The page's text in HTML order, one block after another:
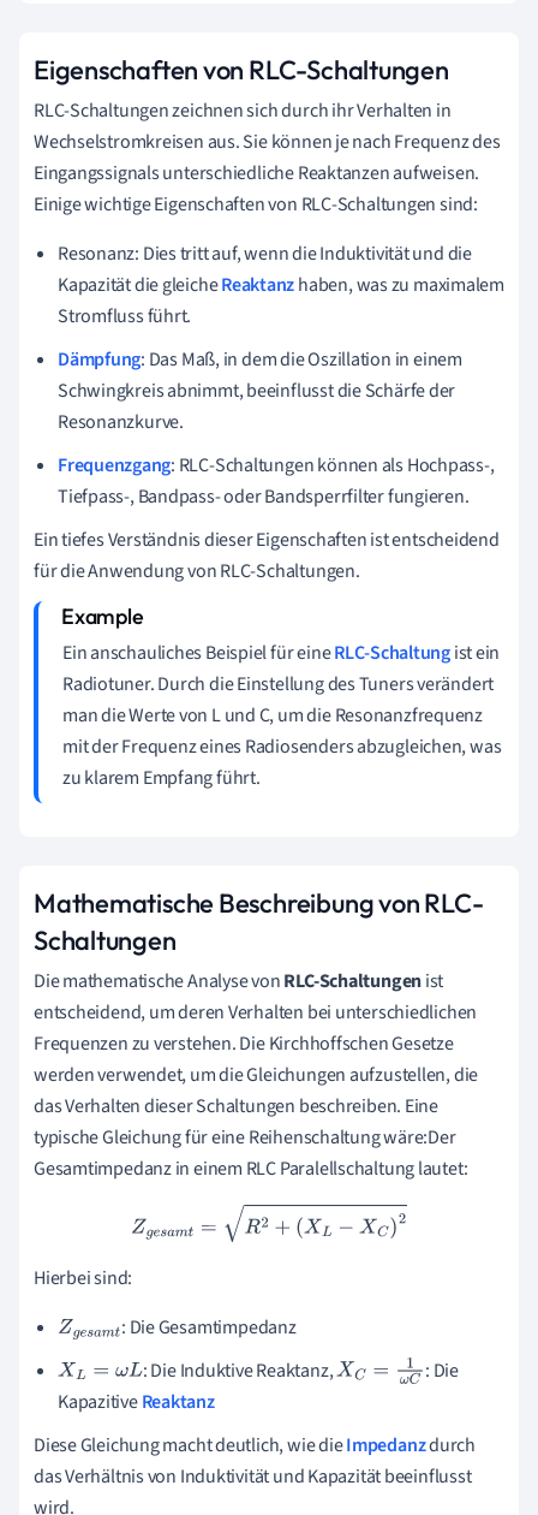
Eigenschaften von RLC-Schaltungen
RLC-Schaltungen zeichnen sich durch ihr Verhalten in
Wechselstromkreisen aus. Sie können je nach Frequenz des
Eingangssignals unterschiedliche Reaktanzen aufweisen.
Einige wichtige Eigenschaften von RLC-Schaltungen sind:
Resonanz: Dies tritt auf, wenn die Induktivität und die
Kapazität die gleicheReaktanzhaben, was zu maximalem
Stromfluss führt.
Dämpfung: Das Maß, in dem die Oszillation in einem
Schwingkreis abnimmt, beeinflusst die Schärfe der
Resonanzkurve.
Frequenzgang: RLC-Schaltungen können als Hochpass-,
Tiefpass-, Bandpass- oder Bandsperrfilter fungieren.
Ein tiefes Verständnis dieser Eigenschaften ist entscheidend
für die Anwendung von RLC-Schaltungen.
Ein anschauliches Beispiel für eineRLC-Schaltungist ein
Radiotuner. Durch die Einstellung des Tuners verändert
man die Werte von L und C, um die Resonanzfrequenz
mit der Frequenz eines Radiosenders abzugleichen, was
zu klarem Empfang führt.
Mathematische Beschreibung von RLC-
Schaltungen
Die mathematische Analyse vonRLC-Schaltungenist
entscheidend, um deren Verhalten bei unterschiedlichen
Frequenzen zu verstehen. Die Kirchhoffschen Gesetze
werden verwendet, um die Gleichungen aufzustellen, die
das Verhalten dieser Schaltungen beschreiben. Eine
typische Gleichung für eine Reihenschaltung wäre:Der
Gesamtimpedanz in einem RLC Paralellschaltung lautet:
Zg es amt=R 2+( XL−X C)2
Hierbei sind:
Zgesam
t
: Die Gesamtimpedanz
XL= ωL : Die Induktive Reaktanz,XC=1ω C
: Die
KapazitiveReaktanz
Diese Gleichung macht deutlich, wie dieImpedanzdurch
das Verhältnis von Induktivität und Kapazität beeinflusst
wird.